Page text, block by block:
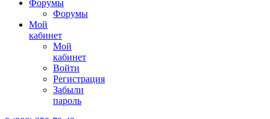
Форумы
Форумы
Мой
кабинет
Мой
кабинет
Войти
Регистрация
Забыли
пароль